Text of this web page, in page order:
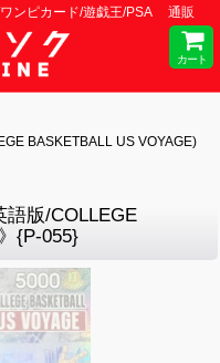
ンピカード/遊戯王/PSA 通販
カート
BASKETBALL US VOYAGE)
版/COLLEGE
{P-055}